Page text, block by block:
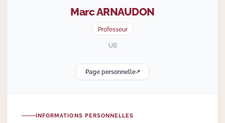
MarcARNAUDON
Professeur
UB
Page personnelle↗
INFORMATIONS PERSONNELLES